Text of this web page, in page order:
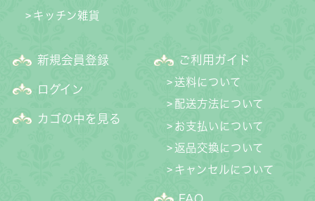
キッチン雑貨
新規会員登録
ログイン
カゴの中を見る
ご利用ガイド
送料について
配送方法について
お支払いについて
返品交換について
キャンセルについて
FAQ